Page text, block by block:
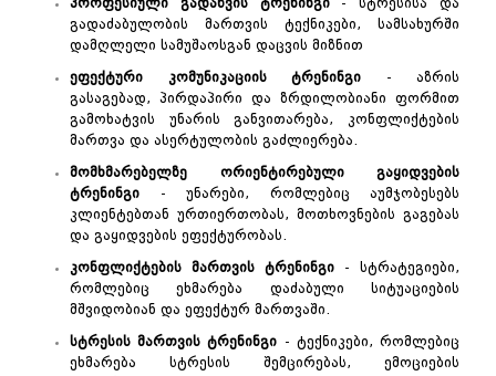
პროფესიული გადაწვის ტრენინგი - სტრესისა და
გადაძაბულობის მართვის ტექნიკები, სამსახურში
დამღლელი სამუშაოსგან დაცვის მიზნით
ეფექტური კომუნიკაციის ტრენინგი - აზრის
გასაგებად, პირდაპირი და ზრდილობიანი ფორმით
გამოხატვის უნარის განვითარება, კონფლიქტების
მართვა და ასერტულობის გაძლიერება.
მომხმარებელზე ორიენტირებული
გაყიდვების
ტრენინგი - უნარები, რომლებიც აუმჯობესებს
კლიენტებთან ურთიერთობას, მოთხოვნების გაგებას
და გაყიდვების ეფექტურობას.
კონფლიქტების მართვის ტრენინგი - სტრატეგიები,
რომლებიც ეხმარება დაძაბული სიტუაციების
მშვიდობიან და ეფექტურ მართვაში.
სტრესის მართვის ტრენინგი - ტექნიკები, რომლებიც
ეხმარება სტრესის შემცირებას, ემოციების